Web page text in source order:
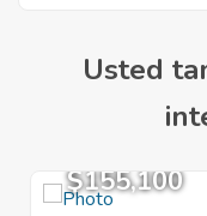
Usted
$155,100